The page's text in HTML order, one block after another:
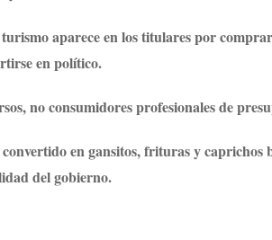
aparece en los titulares por
en político.
no consumidores profesionales de
en gansitos, frituras y caprichos
del gobierno.